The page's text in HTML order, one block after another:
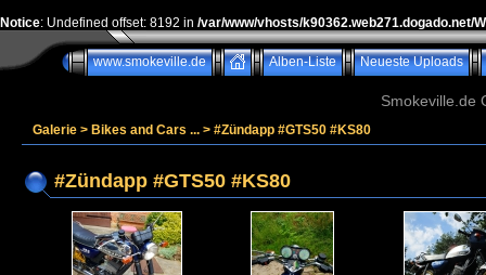
Notice: Undefined offset: 8192 in /var/www/vhosts/k90362.web271.dogado.net/
www.smokeville.de Alben-Liste Neueste Uploads
Smokeville.de
Galerie > Bikes and Cars ... > #Zündapp #GTS50 #KS80
#Zündapp #GTS50 #KS80